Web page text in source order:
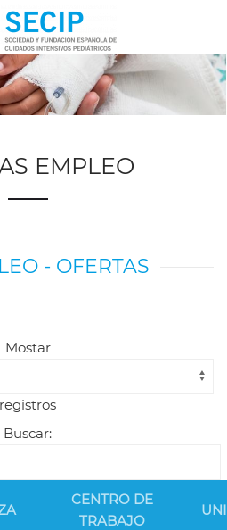
EMPLEO
- OFERTAS
Mostar
registros
Buscar:
CENTRO DE
TRABAJO